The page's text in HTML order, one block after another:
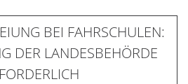
BEI FAHRSCHULEN:
DER LANDESBEHÖRDE